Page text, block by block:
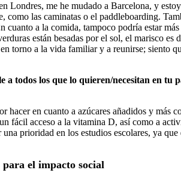
Londres, me he mudado a Barcelona, y estoy
como las caminatas o el paddleboarding.
cuanto a la comida, tampoco podría estar
están besadas por el sol, el marisco
torno a la vida familiar y a reunirse; siento
a todos los que lo quieren/necesitan en
hacer en cuanto a azúcares añadidos y más
fácil acceso a la vitamina D, así como a
una prioridad en los estudios escolares, ya
el impacto social